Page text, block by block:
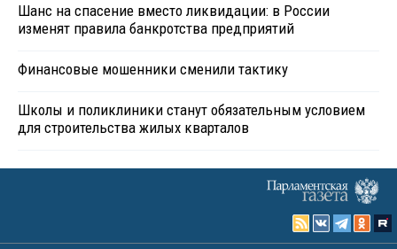
Шанс на спасение вместо ликвидации: в России
изменят правила банкротства предприятий
Финансовые мошенники сменили тактику
Школы и поликлиники станут обязательным условием
для строительства жилых кварталов